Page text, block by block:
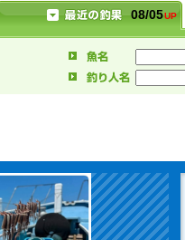
08/05UP